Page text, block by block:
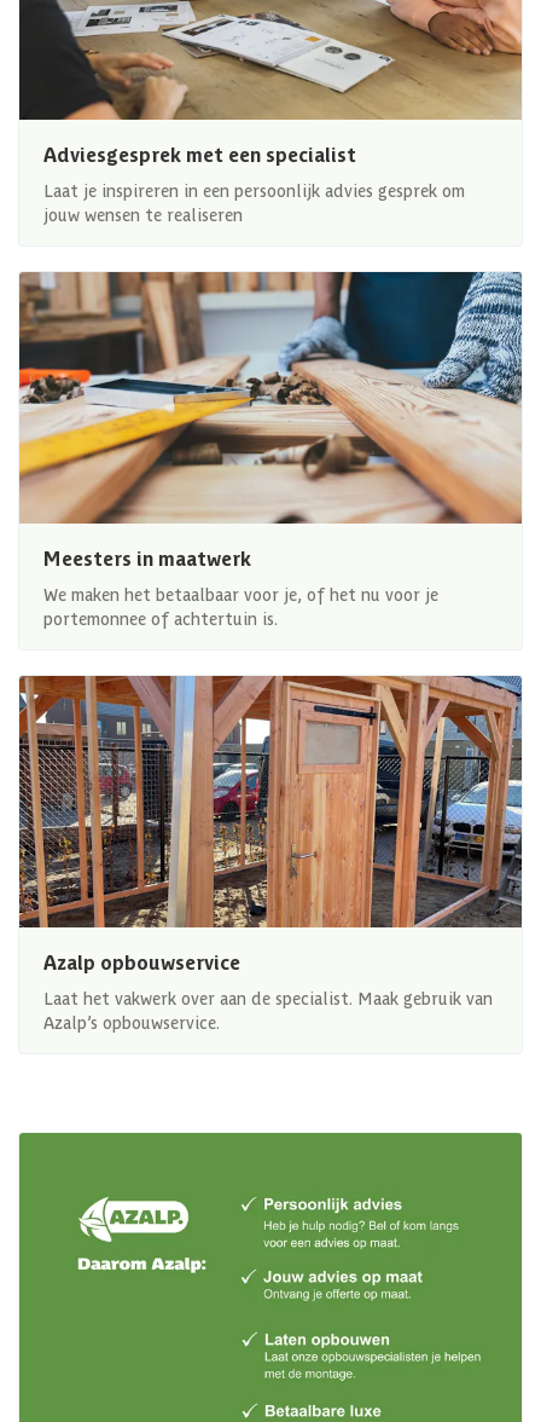
Adviesgesprek met een specialist
Laat je inspireren in een persoonlijk advies gesprek om
jouw wensen te realiseren
Meesters in maatwerk
We maken het betaalbaar voor je, of het nu voor je
portemonnee of achtertuin is.
Azalp opbouwservice
Laat het vakwerk over aan de specialist. Maak gebruik van
Azalp’s opbouwservice.